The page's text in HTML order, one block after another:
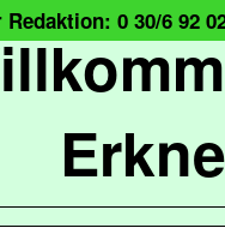
0 30/6 92